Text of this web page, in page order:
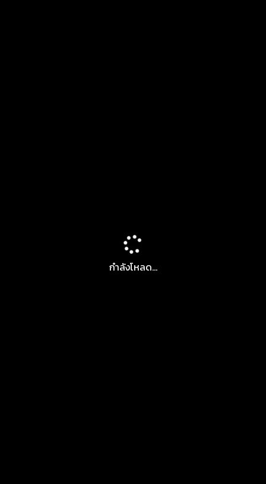
กำลังโหลด...